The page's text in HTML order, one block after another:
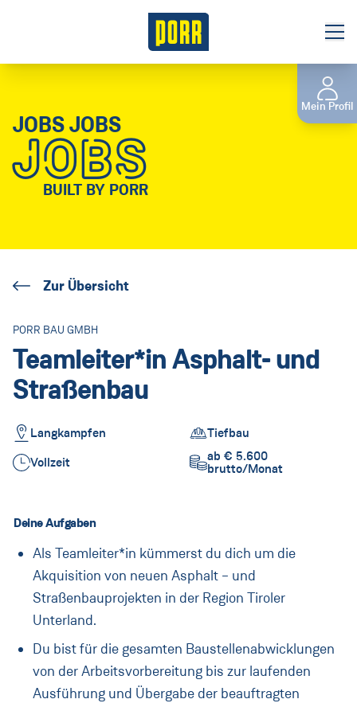
Initiativbewerbung
Gewerbliches Personal
Das sind wir
Niederlassungen
Tochterunternehmen
Lehre
Lehrberufe
Rund um die Lehre
PORR Campus
Praktikum
Praktikum für Schüler*innen
Praktikum für Studierende
FAQ
JOBS JOBS
JOBS
BUILT BY PORR
Zur Übersicht
PORR BAU GMBH
Teamleiter*in Asphalt- und
Straßenbau
Langkampfen
Tiefbau
Vollzeit
ab € 5.600
brutto/Monat
Deine Aufgaben
Als Teamleiter*in kümmerst du dich um die
Akquisition von neuen Asphalt – und
Straßenbauprojekten in der Region Tiroler
Unterland.
Du bist für die gesamten Baustellenabwicklungen
von der Arbeitsvorbereitung bis zur laufenden
Ausführung und Übergabe der beauftragten
Mein Profil